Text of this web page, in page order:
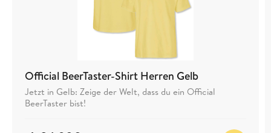
Official BeerTaster-Shirt Herren Gelb
Jetzt in Gelb: Zeige der Welt, dass du ein Official
BeerTaster bist!